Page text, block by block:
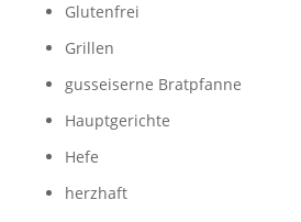
Glutenfrei
Grillen
gusseiserne Bratpfanne
Hauptgerichte
Hefe
herzhaft